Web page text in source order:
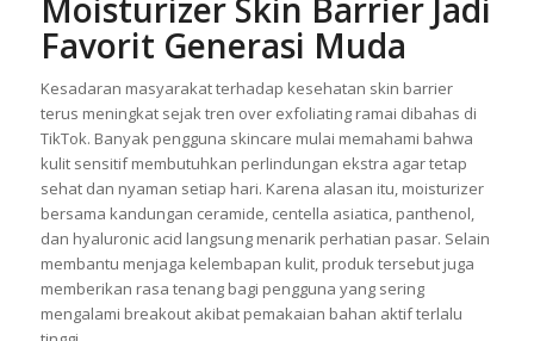
Moisturizer Skin Barrier Jadi
Favorit Generasi Muda
Kesadaran masyarakat terhadap kesehatan skin barrier
terus meningkat sejak tren over exfoliating ramai dibahas di
TikTok. Banyak pengguna skincare mulai memahami bahwa
kulit sensitif membutuhkan perlindungan ekstra agar tetap
sehat dan nyaman setiap hari. Karena alasan itu, moisturizer
bersama kandungan ceramide, centella asiatica, panthenol,
dan hyaluronic acid langsung menarik perhatian pasar. Selain
membantu menjaga kelembapan kulit, produk tersebut juga
memberikan rasa tenang bagi pengguna yang sering
mengalami breakout akibat pemakaian bahan aktif terlalu